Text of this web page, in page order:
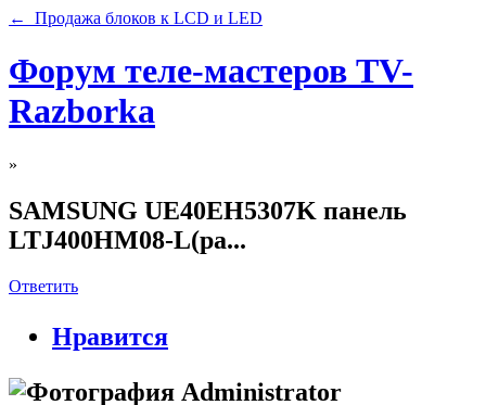
← Продажа блоков к LCD и LED
Форум теле-мастеров TV-
Razborka
»
SAMSUNG UE40EH5307K панель
LTJ400HM08-L(ра...
Ответить
Нравится